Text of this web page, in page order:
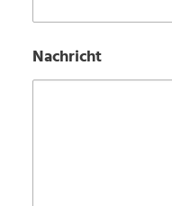
Nachricht